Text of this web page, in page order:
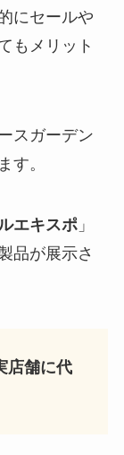
にセールや
もメリット
スガーデン
す。
エキスポ」
品が展示さ
店舗に代